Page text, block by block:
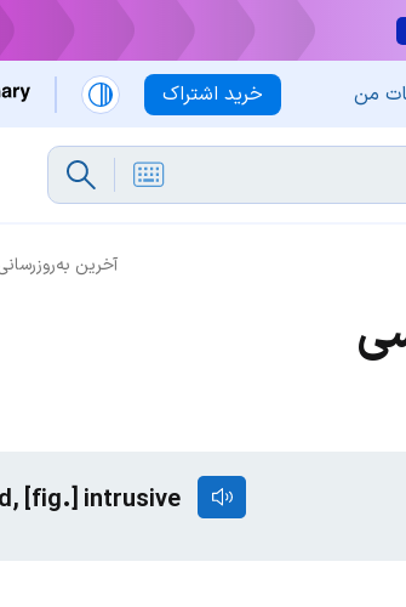
خرید اشتراک من
آخرین
[fig.] intrusive